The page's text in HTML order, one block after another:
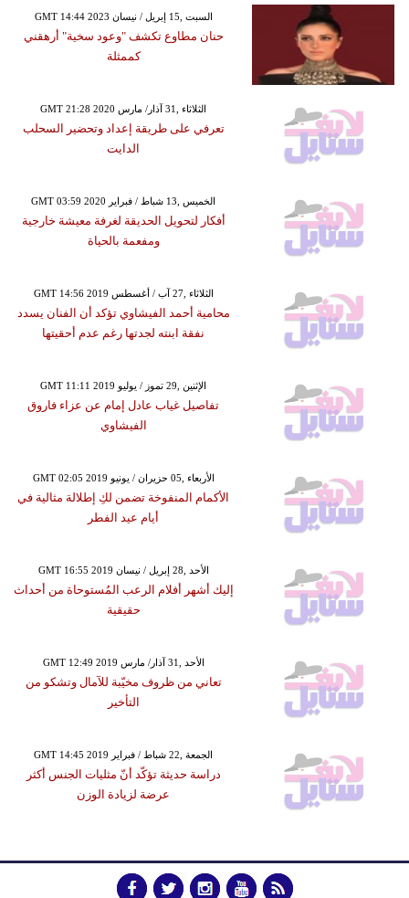
GMT 14:44 2023 السبت ,15 إبريل / نيسان
حنان مطاوع تكشف "وعود سخية" أرهقني
كممثلة
GMT 21:28 2020 الثلاثاء ,31 آذار/ مارس
تعرفي على طريقة إعداد وتحضير السحلب
الدايت
GMT 03:59 2020 الخميس ,13 شباط / فبراير
أفكار لتحويل الحديقة لغرفة معيشة خارجية
ومفعمة بالحياة
GMT 14:56 2019 الثلاثاء ,27 آب / أغسطس
محامية أحمد الفيشاوي تؤكد أن الفنان يسدد
نفقة ابنته لجدتها رغم عدم أحقيتها
GMT 11:11 2019 الإثنين ,29 تموز / يوليو
تفاصيل غياب عادل إمام عن عزاء فاروق
الفيشاوي
GMT 02:05 2019 الأربعاء ,05 حزيران / يونيو
الأكمام المنفوخة تضمن لكِ إطلالة مثالية في
أيام عيد الفطر
GMT 16:55 2019 الأحد ,28 إبريل / نيسان
إليك أشهر أفلام الرعب المُستوحاة من أحداث
حقيقية
GMT 12:49 2019 الأحد ,31 آذار/ مارس
تعاني من ظروف مخيّبة للآمال وتشكو من
التأخير
GMT 14:45 2019 الجمعة ,22 شباط / فبراير
دراسة حديثة تؤكّد أنّ مثليات الجنس أكثر
عرضة لزيادة الوزن